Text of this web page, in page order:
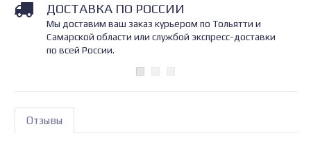
ДОСТАВКА ПО РОССИИ
Мы доставим ваш заказ курьером по Тольятти и
Самарской области или службой экспресс-доставки
по всей России.
Отзывы